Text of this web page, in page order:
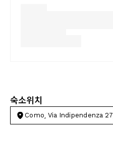
숙소위치
Como, Via Indipendenza 27